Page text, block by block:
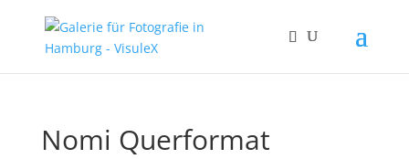
Nomi Querformat